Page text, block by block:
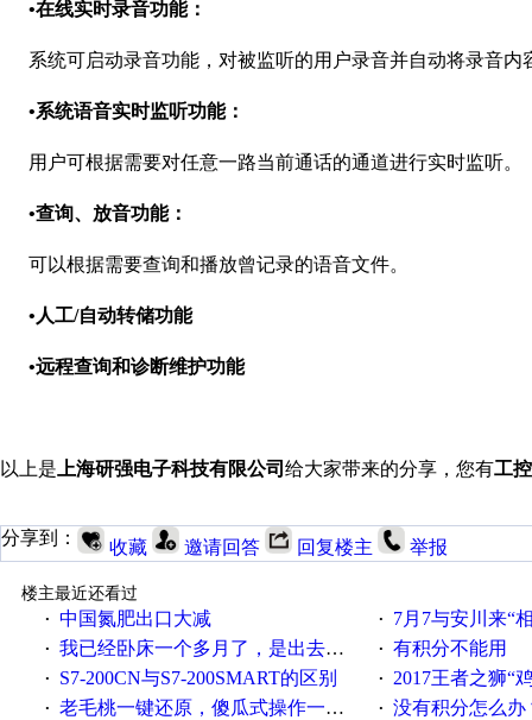
•在线实时录音功能：
系统可启动录音功能，对被监听的用户录音并自动将录音内
•系统语音实时监听功能：
用户可根据需要对任意一路当前通话的通道进行实时监听。
•查询、放音功能：
可以根据需要查询和播放曾记录的语音文件。
•人工/自动转储功能
•远程查询和诊断维护功能
以上是 上海研强电子科技有限公司 给大家带来的分享，您有工
分享到： 收藏 邀请回答 回复楼主 举报
楼主最近还看过
· 中国氮肥出口大减 · 7月7与安川来“
· 我已经卧床一个多月了，是出去安装机械手在高速遭遇车祸所致:大家工作都要特别注意啊 · 有积分不能用
· S7-200CN与S7-200SMART的区别 · 2017王者之狮“鸡”情签到
· 老毛桃一键还原，傻瓜式操作一键轻松备份还原；程序为向导式安装，一键即可实现自动备份或还原系统。 · 没有积分怎么办